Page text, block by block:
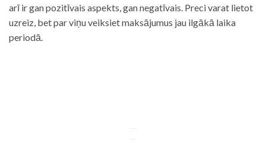
arī ir gan pozitīvais aspekts, gan negatīvais. Preci varat lietot
uzreiz, bet par viņu veiksiet maksājumus jau ilgākā laika
periodā.